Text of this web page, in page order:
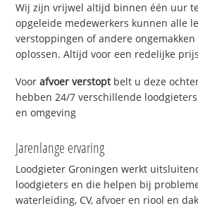
Wij zijn vrijwel altijd binnen één uur
opgeleide medewerkers kunnen alle
verstoppingen of andere
oplossen. Altijd voor een redelijke
Voorafvoer verstoptbelt u deze
hebben 24/7 verschillende
en omgeving
Jarenlange ervaring
Loodgieter Groningen werkt
loodgieters en die helpen bij
waterleiding, CV, afvoer en riool en